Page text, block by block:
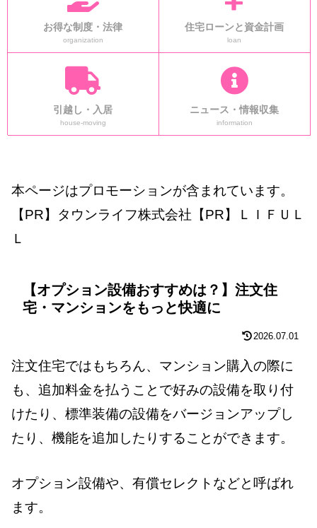
お得な制度・法律
organization
住宅ローンと資金計画
loan
引越し・入居
house-moving
ニュース・情報収集
information
本ページはプロモーションが含まれています。
【PR】タウンライフ株式会社【PR】ＬＩＦＵＬ
Ｌ
【オプション設備おすすめは？】注文住
宅・マンションをもっと快適に
2026.07.01
注文住宅ではもちろん、マンション購入の際に
も、追加料金を払うことで好みの設備を取り付
けたり、標準装備の設備をバージョンアップし
たり、機能を追加したりすることができます。
オプション設備や、有償セレクトなどと呼ばれ
ます。